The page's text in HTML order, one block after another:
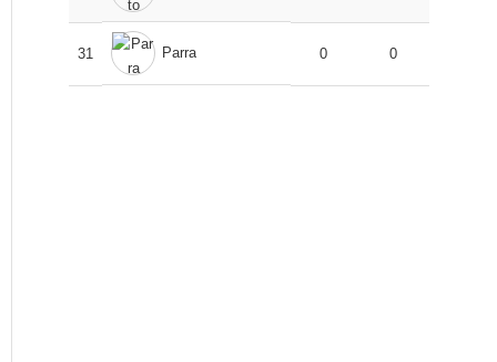
31 Parra 0 0